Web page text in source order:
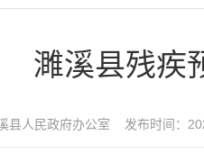
濉溪县残疾
县人民政府办公室 发布时间：